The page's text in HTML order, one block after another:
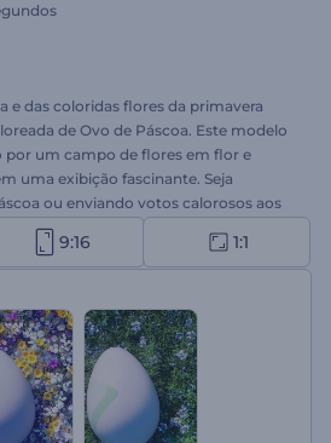
e das coloridas flores da primavera
de Ovo de Páscoa. Este modelo
um campo de flores em flor e
uma exibição fascinante. Seja
ou enviando votos calorosos aos
perfeito para envolver os espectadores.
escreva suas mensagens de feriado,
música de fundo como toque
logotipo florescer em meio à beleza
9:16 1:1